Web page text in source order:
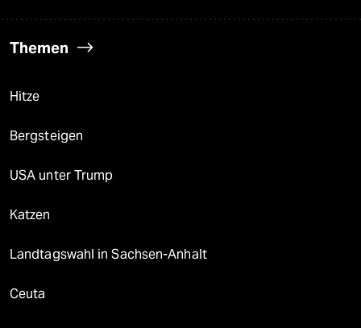
Themen
Hitze
Bergsteigen
USA unter Trump
Katzen
Landtagswahl in Sachsen-Anhalt
Ceuta